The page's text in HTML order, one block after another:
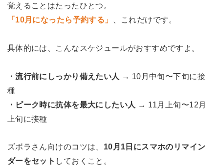
覚えることはたったひとつ。
「10月になったら予約する」
、これだけです。
具体的には、こんなスケジュールがおすすめですよ。
・流行前にしっかり備えたい人
→ 10月中旬〜下旬に接
種
・ピーク時に抗体を最大にしたい人
→ 11月上旬〜12月
上旬に接種
ズボラさん向けのコツは、 10月1日にスマホのリマイン
ダーをセット しておくこと。